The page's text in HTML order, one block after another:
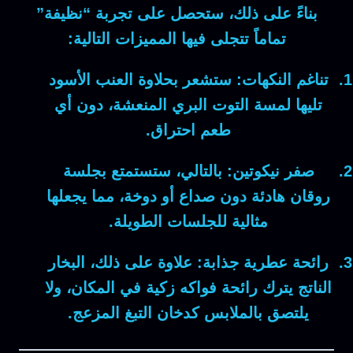
بناءً على ذلك، ستحصل على تجربة “نظيفة”
تماماً تتجلى فيها المميزات التالية:
تناغم النكهات: ستشعر بحلاوة العنب الأسود
تليها لمسة التوت البري المنعشة، دون أي
طعم احتراق.
صفر نيكوتين: بالتالي، ستستمتع بجلسة
روقان هادئة دون صداع أو دوخة، مما يجعلها
مثالية للجلسات الطويلة.
رائحة عطرية جذابة: علاوة على ذلك، البخار
الناتج يترك رائحة فواكه زكية في المكان، ولا
يلتصق بالملابس كدخان التبغ المزعج.